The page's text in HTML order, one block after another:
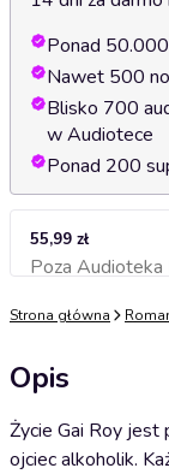
Ponad
Nawet 500
Blisko 700
w Audiotece
Ponad 200
55,99 zł
Poza Audioteka
Strona główna
Opis
Życie Gai Roy jest
ojciec alkoholik.